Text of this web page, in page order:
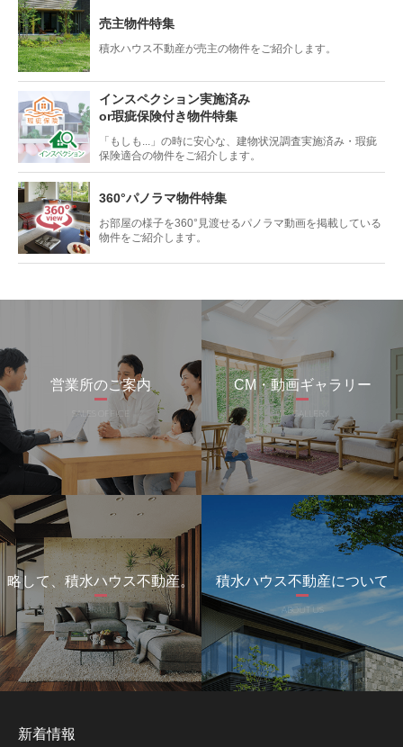
売主物件特集
積水ハウス不動産が売主の物件をご紹介します。
インスペクション実施済み
or瑕疵保険付き物件特集
「もしも...」の時に安心な、 建物状況調査実施済み・瑕疵
保険適合の物件をご紹介します。
360°パノラマ物件特集
お部屋の様子を360°見渡せるパノラマ動画を掲載している
物件をご紹介します。
営業所のご案内
SALES OFFICE
CM・動画ギャラリー
CM GALLERY
略して、積水ハウス不動産。
BRAND
積水ハウス不動産について
ABOUT US
新着情報